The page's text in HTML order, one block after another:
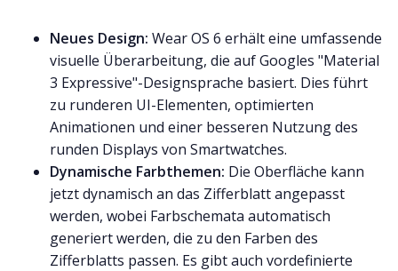
Neues Design: Wear OS 6 erhält eine umfassende
visuelle Überarbeitung, die auf Googles "Material
3 Expressive"-Designsprache basiert. Dies führt
zu runderen UI-Elementen, optimierten
Animationen und einer besseren Nutzung des
runden Displays von Smartwatches.
Dynamische Farbthemen: Die Oberfläche kann
jetzt dynamisch an das Zifferblatt angepasst
werden, wobei Farbschemata automatisch
generiert werden, die zu den Farben des
Zifferblatts passen. Es gibt auch vordefinierte